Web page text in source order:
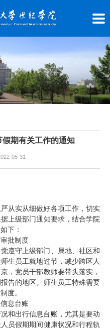
期有关工作的通知
05-31
从实从细做好各项工作，切实
上级部门通知要求，结合学院
下：
批制度
遵守上级部门、属地、社区和
生员工就地过节，减少跨区人
，党员干部教师要带头落实，
告的地区。师生员工特殊需要
度。
息台账
和出行信息台账，尤其是要动
员假期期间健康状况和行程轨